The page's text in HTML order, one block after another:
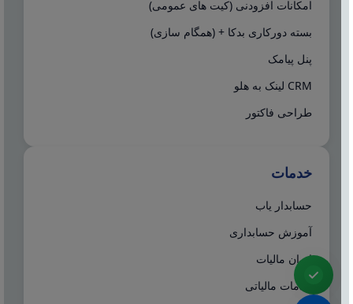
امکانات افزودنی (کیت های عمومی)
بسته دورکاری بدکا + (همگام سازی)
پنل پیامک
CRM لینک به هلو
طراحی فاکتور
خدمات
حسابدار یاب
آموزش حسابداری
ایران مالیات
خدمات مالیاتی